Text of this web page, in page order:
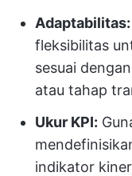
Adaptabilitas:
fleksibilitas
sesuai
atau tahap
Ukur KPI:
indikator